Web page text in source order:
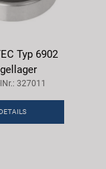
Typ 6902
327011